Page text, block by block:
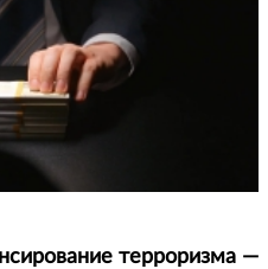
терроризма —